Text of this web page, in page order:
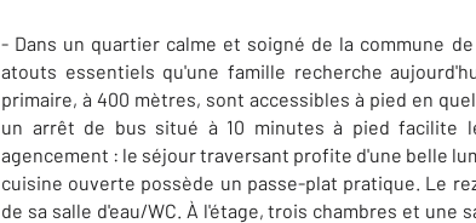
- Dans un quartier calme et soigné de la commune
atouts essentiels qu'une famille recherche
primaire, à 400 mètres, sont accessibles à pied en
un arrêt de bus situé à 10 minutes à pied facilite
agencement : le séjour traversant profite d'une belle
cuisine ouverte possède un passe-plat pratique. Le
de sa salle d'eau/WC. À l'étage, trois chambres et une